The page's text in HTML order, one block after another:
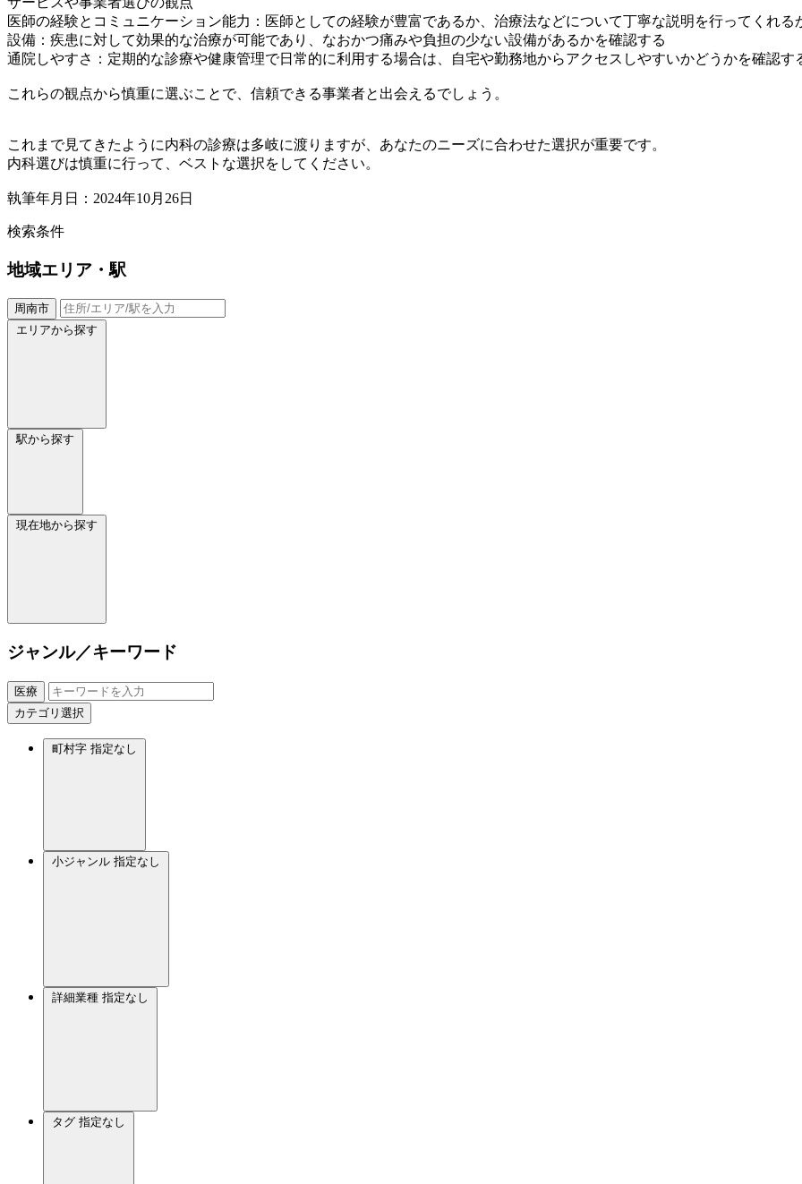
医師の経験とコミュニケーション能力：医師としての経験が豊富であるか、治療法などについて丁寧な説明を行ってくれる
設備：疾患に対して効果的な治療が可能であり、なおかつ痛みや負担の少ない設備があるかを確認する
通院しやすさ：定期的な診療や健康管理で日常的に利用する場合は、自宅や勤務地からアクセスしやすいかどうかを確認す
これらの観点から慎重に選ぶことで、信頼できる事業者と出会えるでしょう。
これまで見てきたように内科の診療は多岐に渡りますが、あなたのニーズに合わせた選択が重要です。
内科選びは慎重に行って、ベストな選択をしてください。
執筆年月日：2024年10月26日
検索条件
地域エリア・駅
周南市
エリアから探す
駅から探す
現在地から探す
ジャンル／キーワード
医療
カテゴリ選択
町村字 指定なし
小ジャンル 指定なし
詳細業種 指定なし
タグ 指定なし